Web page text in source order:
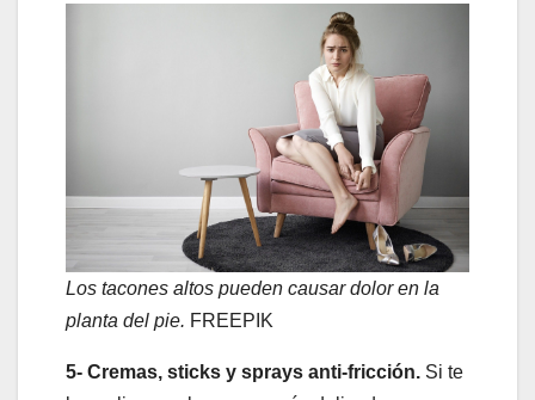
Los tacones altos pueden causar dolor en la
planta del pie. FREEPIK
5- Cremas, sticks y sprays anti-fricción. Si te